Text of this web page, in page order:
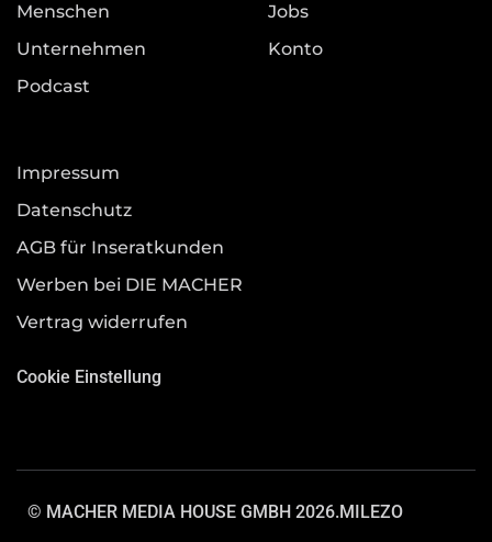
Menschen
Unternehmen
Podcast
Jobs
Konto
Impressum
Datenschutz
AGB für Inseratkunden
Werben bei DIE MACHER
Vertrag widerrufen
Cookie Einstellung
© MACHER MEDIA HOUSE GMBH 2026.MILEZO